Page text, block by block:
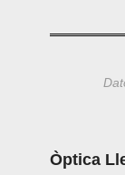
Òptica